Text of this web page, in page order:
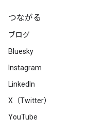
つながる
ブログ
Bluesky
Instagram
LinkedIn
X（Twitter）
YouTube